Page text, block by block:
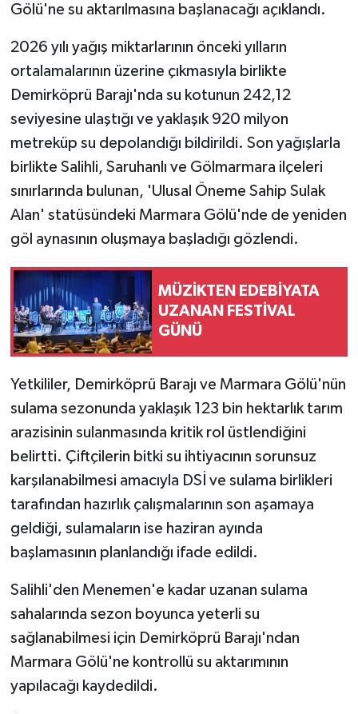
Gölü'ne su aktarılmasına başlanacağı açıklandı.
2026 yılı yağış miktarlarının önceki yılların
ortalamalarının üzerine çıkmasıyla birlikte
Demirköprü Barajı'nda su kotunun 242,12
seviyesine ulaştığı ve yaklaşık 920 milyon
metreküp su depolandığı bildirildi. Son yağışlarla
birlikte Salihli, Saruhanlı ve Gölmarmara ilçeleri
sınırlarında bulunan, 'Ulusal Öneme Sahip Sulak
Alan' statüsündeki Marmara Gölü'nde de yeniden
göl aynasının oluşmaya başladığı gözlendi.
MÜZİKTEN EDEBİYATA
UZANAN FESTİVAL
GÜNÜ
Yetkililer, Demirköprü Barajı ve Marmara Gölü'nün
sulama sezonunda yaklaşık 123 bin hektarlık tarım
arazisinin sulanmasında kritik rol üstlendiğini
belirtti. Çiftçilerin bitki su ihtiyacının sorunsuz
karşılanabilmesi amacıyla DSİ ve sulama birlikleri
tarafından hazırlık çalışmalarının son aşamaya
geldiği, sulamaların ise haziran ayında
başlamasının planlandığı ifade edildi.
Salihli'den Menemen'e kadar uzanan sulama
sahalarında sezon boyunca yeterli su
sağlanabilmesi için Demirköprü Barajı'ndan
Marmara Gölü'ne kontrollü su aktarımının
yapılacağı kaydedildi.